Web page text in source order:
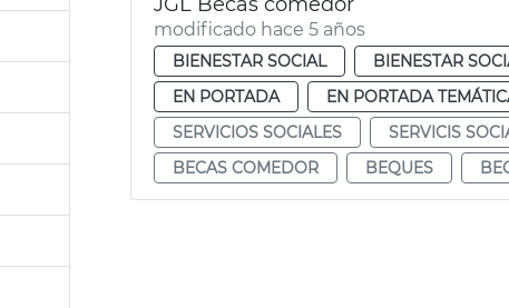
modificado hace 5 años
BIENESTAR SOCIAL BIENESTAR
EN PORTADA
EN PORTADA
SERVICIOS SOCIALES
SERVICIS
BECAS COMEDOR
BEQUES